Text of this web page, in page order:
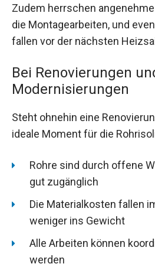
Zudem herrschen
die Montagearbeiten, und
fallen vor der nächsten
Bei Renovierungen
Modernisierungen
Steht ohnehin eine
ideale Moment für die
Rohre sind durch offene
gut zugänglich
Die Materialkosten fallen
weniger ins Gewicht
Alle Arbeiten können
werden